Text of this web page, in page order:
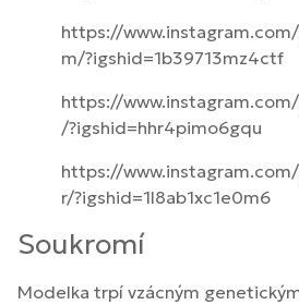
https://www.instagram.com/
m/?igshid=1b39713mz4ctf
https://www.instagram.com/
/?igshid=hhr4pimo6gqu
https://
r/?igshid=1l8ab1xc1e0m6
Soukromí
Modelka trpí vzácným